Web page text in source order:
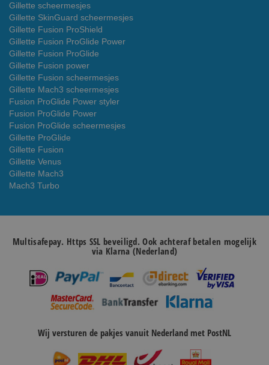
Gillette scheermesjes
Gillette SkinGuard scheermesjes
Gillette Fusion ProShield
Gillette Fusion ProGlide Power
Gillette Fusion ProGlide
Gillette Fusion power
Gillette Fusion scheermesjes
Gillette Mach3 scheermesjes
Fusion ProGlide Power styler
Fusion ProGlide Power
Fusion ProGlide scheermesjes
Gillette ProGlide
Gillette Fusion
Gillette Venus
Gillette Mach3
Mach3 Turbo
Multisafepay. Https SSL beveiligd. Ook achteraf betalen mogelijk
via Klarna (Nederland)
Wij versturen de pakjes vanuit Nederland met PostNL